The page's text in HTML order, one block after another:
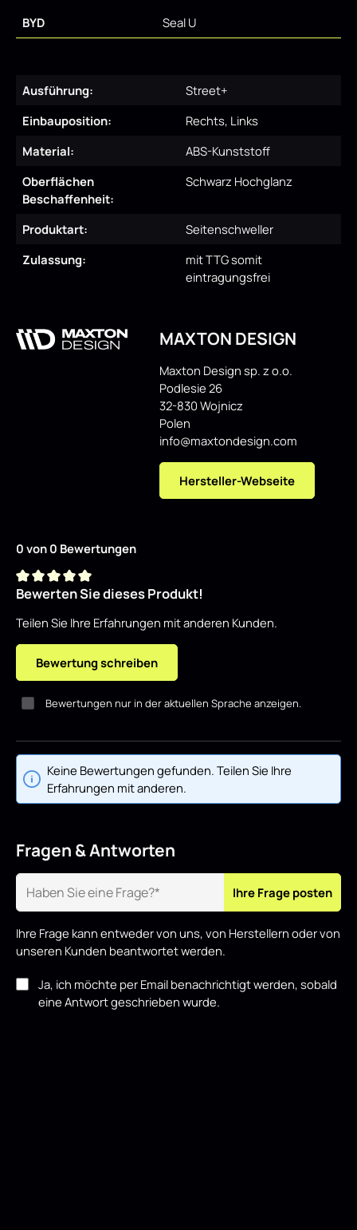
BYD Seal U
Ausführung:
Street+
Einbauposition:
Rechts, Links
Material:
ABS-Kunststoff
Oberflächen
Beschaffenheit:
Schwarz Hochglanz
Produktart:
Seitenschweller
Zulassung:
mit TTG somit
eintragungsfrei
MAXTON DESIGN
Maxton Design sp. z o.o.
Podlesie 26
32-830 Wojnicz
Polen
info@maxtondesign.com
Hersteller-Webseite
0 von 0 Bewertungen
Durchschnittliche Bewertung von 0 von 5 Sternen
Bewerten Sie dieses Produkt!
Teilen Sie Ihre Erfahrungen mit anderen Kunden.
Bewertung schreiben
Bewertungen nur in der aktuellen Sprache anzeigen.
Keine Bewertungen gefunden. Teilen Sie Ihre
Erfahrungen mit anderen.
Fragen & Antworten
Ihre Frage posten
Ihre Frage kann entweder von uns, von Herstellern oder von
unseren Kunden beantwortet werden.
Ja, ich möchte per Email benachrichtigt werden, sobald
eine Antwort geschrieben wurde.